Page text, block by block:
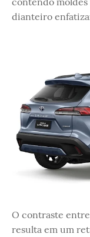
dianteiro
O contraste
resulta em um